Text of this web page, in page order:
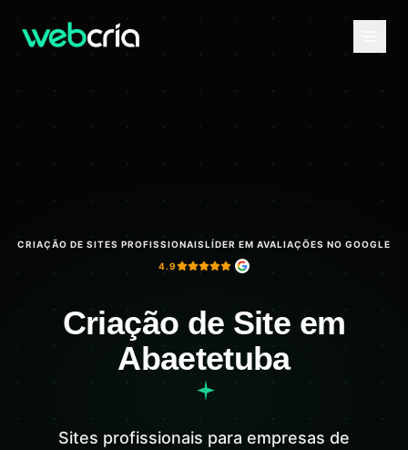
CRIAÇÃO DE SITES PROFISSIONAISLÍDER EM AVALIAÇÕES NO GOOGLE
4.9
Criação de Site em
Abaetetuba
Sites profissionais para empresas de